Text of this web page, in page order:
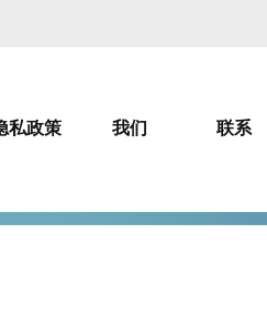
私政策 我们 联系